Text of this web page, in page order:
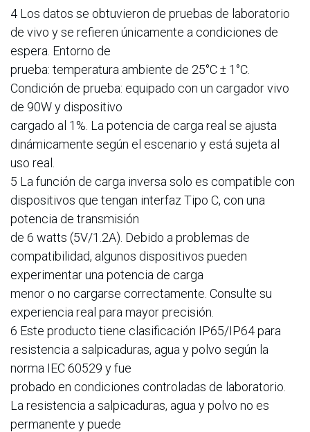
4 Los datos se obtuvieron de pruebas de laboratorio
de vivo y se refieren únicamente a condiciones de
espera. Entorno de
prueba: temperatura ambiente de 25°C ± 1°C.
Condición de prueba: equipado con un cargador vivo
de 90W y dispositivo
cargado al 1%. La potencia de carga real se ajusta
dinámicamente según el escenario y está sujeta al
uso real.
5 La función de carga inversa solo es compatible con
dispositivos que tengan interfaz Tipo C, con una
potencia de transmisión
de 6 watts (5V/1.2A). Debido a problemas de
compatibilidad, algunos dispositivos pueden
experimentar una potencia de carga
menor o no cargarse correctamente. Consulte su
experiencia real para mayor precisión.
6 Este producto tiene clasificación IP65/IP64 para
resistencia a salpicaduras, agua y polvo según la
norma IEC 60529 y fue
probado en condiciones controladas de laboratorio.
La resistencia a salpicaduras, agua y polvo no es
permanente y puede